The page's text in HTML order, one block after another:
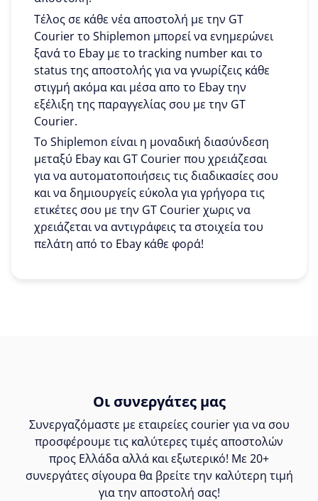
Τέλος σε κάθε νέα αποστολή με την GT
Courier το Shiplemon μπορεί να ενημερώνει
ξανά το Ebay με το tracking number και το
status της αποστολής για να γνωρίζεις κάθε
στιγμή ακόμα και μέσα απο το Ebay την
εξέλιξη της παραγγελίας σου με την GT
Courier.
To Shiplemon είναι η μοναδική διασύνδεση
μεταξύ Ebay και GT Courier που χρειάζεσαι
για να αυτοματοποιήσεις τις διαδικασίες σου
και να δημιουργείς εύκολα για γρήγορα τις
ετικέτες σου με την GT Courier χωρις να
χρειάζεται να αντιγράφεις τα στοιχεία του
πελάτη από το Ebay κάθε φορά!
Οι συνεργάτες μας
Συνεργαζόμαστε με εταιρείες courier για να σου
προσφέρουμε τις καλύτερες τιμές αποστολών
προς Ελλάδα αλλά και εξωτερικό! Με 20+
συνεργάτες σίγουρα θα βρείτε την καλύτερη τιμή
για την αποστολή σας!